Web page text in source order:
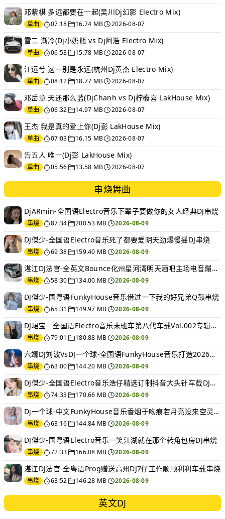
邓紫棋 多远都要在一起(吴川Dj幻影 Electro Mix)
单曲 07:18 16.74 MB 2026-08-07
雪二 渐冷(Dj小奶瓶 vs Dj阿浩 Electro Mix)
单曲 06:53 15.78 MB 2026-08-07
江远兮 这一别是永远(杭州Dj黄杰 Electro Mix)
单曲 08:12 18.77 MB 2026-08-07
邓岳章 天还那么蓝(DjChanh vs Dj柠檬喜 LakHouse Mix)
单曲 06:32 14.97 MB 2026-08-07
王杰 我是真的爱上你(Dj彭 LakHouse Mix)
单曲 07:03 16.15 MB 2026-08-07
告五人 唯一(Dj彭 LakHouse Mix)
单曲 05:56 13.58 MB 2026-08-07
串烧舞曲
DjARmin-全国语Electro音乐下辈子要做你的女人经典DJ串烧
串烧 87:34 200.53 MB 2026-08-09
DJ傑少-全国语Electro音乐死了都要爱阴天劲爆慢摇DJ串烧
串烧 69:38 159.40 MB 2026-08-09
湛江DJ法官-全英文Bounce化州星河湾明天酒吧主场电音蹦迪串烧
串烧 58:30 134.00 MB 2026-08-09
DJ傑少-国粤语FunkyHouse音乐借过一下我的好兄弟Q鼓串烧
串烧 65:31 149.97 MB 2026-08-09
DJ珺宝 - 全国语Electro音乐末班车第八代车载Vol.002专辑串烧
串烧 79:01 180.88 MB 2026-08-09
六靖DJ刘波VsDJ一个球-全国语FunkyHouse音乐打造2026伤感车载串烧v9
串烧 63:00 144.20 MB 2026-08-09
DJ傑少-全国语Electro音乐浩仔精选订制抖音大头针车载DJ串烧
串烧 74:33 170.66 MB 2026-08-09
Dj一个球-中文FunkyHouse音乐香烟于吻痕若月亮没来空灵鼓慢摇串烧NO.121
串烧 63:16 144.84 MB 2026-08-09
DJ傑少-国粤语Electro音乐一笑江湖就在那个转角包房DJ串烧
串烧 72:33 166.08 MB 2026-08-09
湛江DJ法官-全粤语Prog赠送高州DJ7仔工作顺顺利利车载串烧
串烧 63:52 146.28 MB 2026-08-09
英文DJ